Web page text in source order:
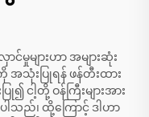
င်မှုများဟာ အများဆုံး
အသုံးပြုရန် ဖန်တီးထား
၍ ငါ့တို့ ဝန်ကြီးများအား
သည်၊ ထို့ကြောင့် ဒါဟာ